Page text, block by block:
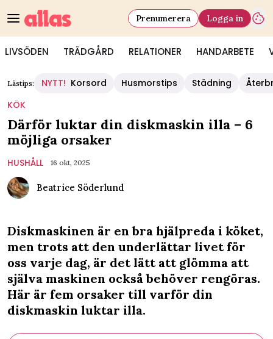
LIVSÖDEN TRÄDGÅRD RELATIONER HANDARBETE
Prenumerera Logga in
Lästips: NYTT! Korsord Husmorstips Städning
KÖK
Därför luktar din diskmaskin illa – 6
möjliga orsaker
HUSHÅLL 16 okt, 2025
Beatrice Söderlund
Diskmaskinen är en bra hjälpreda i köket,
men trots att den underlättar livet för
oss varje dag, är det lätt att glömma att
själva maskinen också behöver rengöras.
Här är fem orsaker till varför din
diskmaskin luktar illa.